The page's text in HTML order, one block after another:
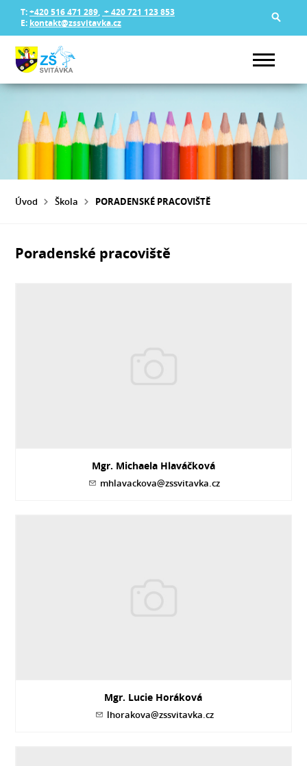
T:+420 516 471 289, + 420 721 123 853
E: kontakt@zssvitavka.cz
Úvod Škola PORADENSKÉ PRACOVIŠTĚ
Poradenské pracoviště
Mgr. Michaela Hlaváčková
mhlavackova@zssvitavka.cz
Mgr. Lucie Horáková
lhorakova@zssvitavka.cz